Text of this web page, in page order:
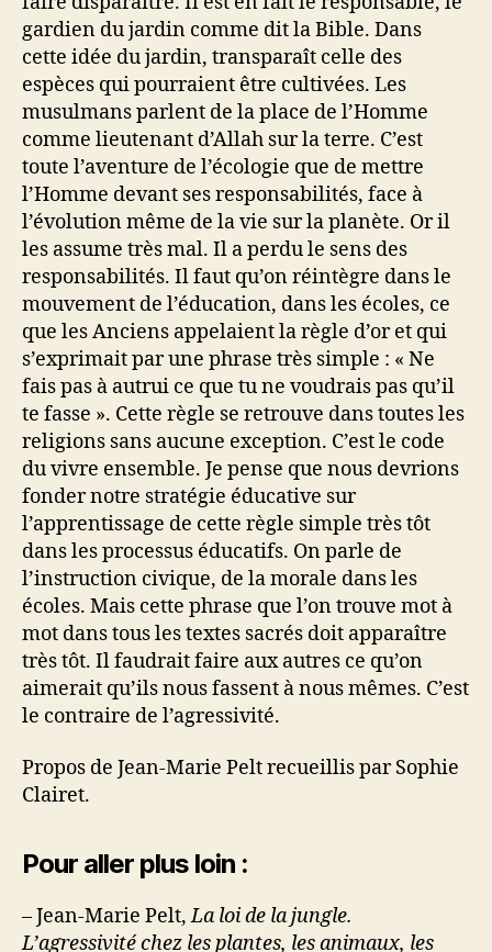
gardien du jardin comme dit la Bible. Dans
cette idée du jardin, transparaît celle des
espèces qui pourraient être cultivées. Les
musulmans parlent de la place de l’Homme
comme lieutenant d’Allah sur la terre. C’est
toute l’aventure de l’écologie que de mettre
l’Homme devant ses responsabilités, face à
l’évolution même de la vie sur la planète. Or il
les assume très mal. Il a perdu le sens des
responsabilités. Il faut qu’on réintègre dans le
mouvement de l’éducation, dans les écoles, ce
que les Anciens appelaient la règle d’or et qui
s’exprimait par une phrase très simple : « Ne
fais pas à autrui ce que tu ne voudrais pas qu’il
te fasse ». Cette règle se retrouve dans toutes les
religions sans aucune exception. C’est le code
du vivre ensemble. Je pense que nous devrions
fonder notre stratégie éducative sur
l’apprentissage de cette règle simple très tôt
dans les processus éducatifs. On parle de
l’instruction civique, de la morale dans les
écoles. Mais cette phrase que l’on trouve mot à
mot dans tous les textes sacrés doit apparaître
très tôt. Il faudrait faire aux autres ce qu’on
aimerait qu’ils nous fassent à nous mêmes. C’est
le contraire de l’agressivité.
Propos de Jean-Marie Pelt recueillis par Sophie
Clairet.
Pour aller plus loin :
– Jean-Marie Pelt,La loi de la jungle.
L’agressivité chez les plantes, les animaux, les